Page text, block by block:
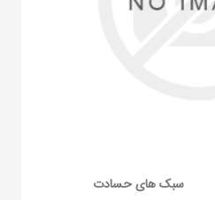
سبک های حسادت